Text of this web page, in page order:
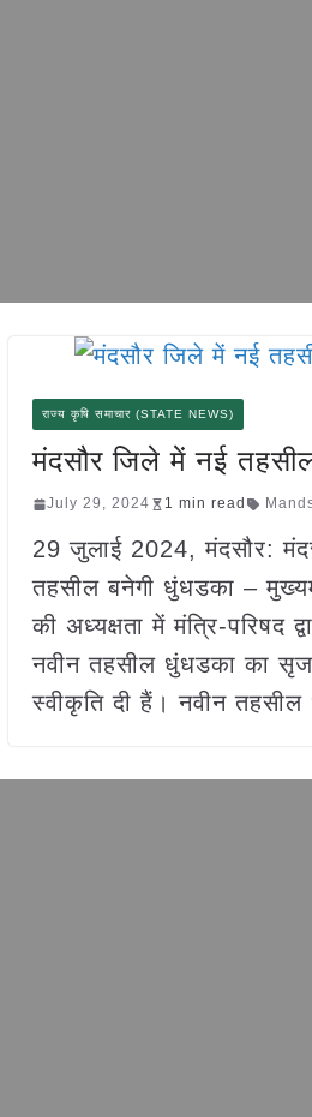
राज्य कृषि समाचार (STATE NEWS)
मंदसौर जिले में नई
July 29, 2024 1 min read
29 जुलाई 2024, मंदसौर:
तहसील बनेगी धुंधडका –
की अध्यक्षता में मंत्रि-परिषद
नवीन तहसील धुंधडका का
स्वीकृति दी हैं। नवीन तहसील